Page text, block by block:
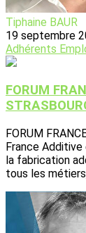
Tiphaine BAUR
19 septembre
Adhérents
FORUM
FORUM
France
la fabrication
tous les